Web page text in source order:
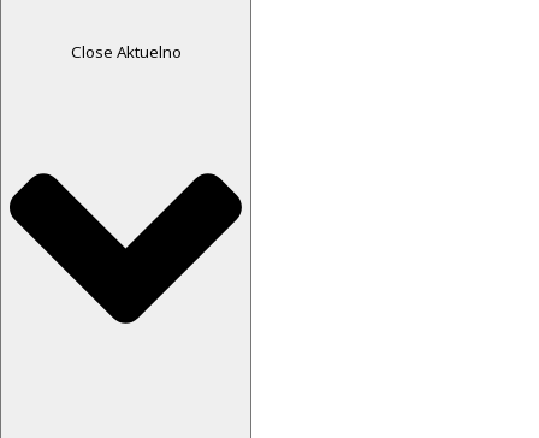
Close Aktuelno